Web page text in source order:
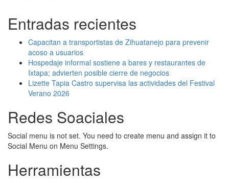
Entradas recientes
Capacitan a transportistas de Zihuatanejo para prevenir
acoso a usuarios
Hospedaje informal sostiene a bares y restaurantes de
Ixtapa; advierten posible cierre de negocios
Lizette Tapia Castro supervisa las actividades del Festival
Verano 2026
Redes Soaciales
Social menu is not set. You need to create menu and assign it to
Social Menu on Menu Settings.
Herramientas